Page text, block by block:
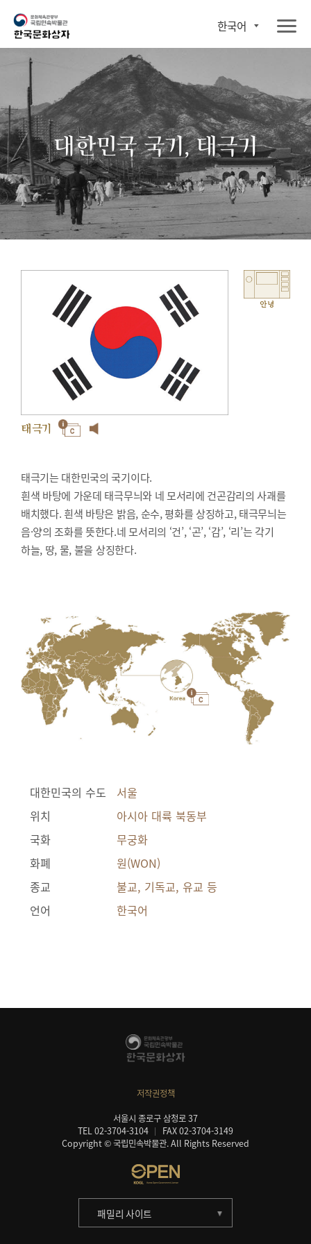
한국어
대한민국 국기, 태극기
태극기
안녕
태극기는 대한민국의 국기이다.
흰색 바탕에 가운데 태극무늬와 네 모서리에 건곤감리의 사괘를
배치했다. 흰색 바탕은 밝음, 순수, 평화를 상징하고, 태극무늬는
음·양의 조화를 뜻한다.네 모서리의 ‘건’, ‘곤’, ‘감’, ‘리’는 각기
하늘, 땅, 물, 불을 상징한다.
대한민국의 수도
서울
위치
아시아 대륙 북동부
국화
무궁화
화폐
원(WON)
종교
불교, 기독교, 유교 등
언어
한국어
저작권정책
서울시 종로구 삼청로 37
TEL 02-3704-3104
FAX 02-3704-3149
Copyright © 국립민속박물관. All Rights Reserved
패밀리 사이트